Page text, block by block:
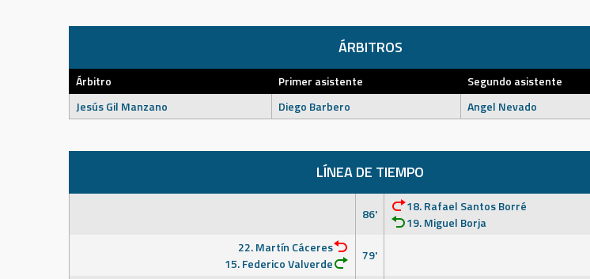
ÁRBITROS
Árbitro Primer asistente
Segundo asistente
Jesús Gil Manzano
Diego Barbero Angel Nevado
LÍNEA DE TIEMPO
86'
18. Rafael Santos Borré
19. Miguel Borja
22. Martín Cáceres
15. Federico Valverde
79'